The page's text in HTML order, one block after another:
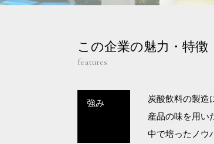
この企業の魅力・特徴
features
強み
炭酸飲料の製造
産品の味を用い
中で培ったノウ